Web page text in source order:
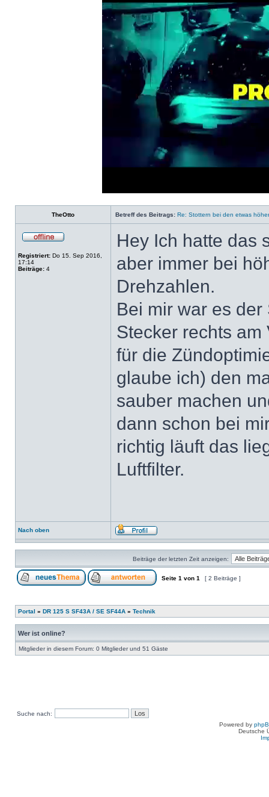
TheOtto Betreff des Beitrags: Re: Stottern bei den etwas
Registriert: Do 15. Sep 2016,
17:14
Beiträge: 4
Hey Ich hatte das
aber immer bei
Drehzahlen.
Bei mir war es der
Stecker rechts am
für die
glaube ich) den
sauber machen
dann schon bei
richtig läuft das
Luftfilter.
Nach oben
Beiträge der letzten Zeit anzeigen:
Seite 1 von 1 [ 2 Beiträge ]
Portal » DR 125 S SF43A / SE SF44A » Technik
Wer ist online?
Mitglieder in diesem Forum: 0 Mitglieder und 51 Gäste
Suche nach:
Powered by
Deutsche